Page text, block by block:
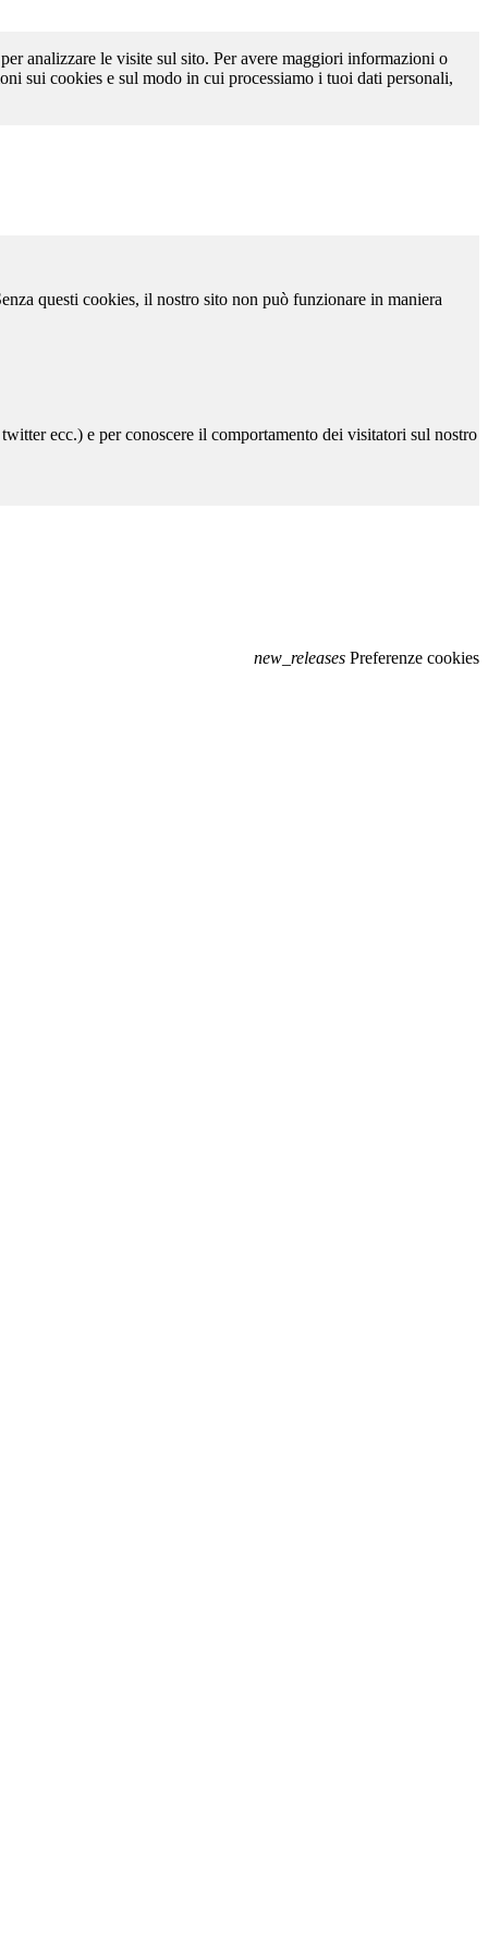
analizzare le visite sul sito. Per avere maggiori informazioni o
sui cookies e sul modo in cui processiamo i tuoi dati personali,
questi cookies, il nostro sito non può funzionare in maniera
ecc.) e per conoscere il comportamento dei visitatori sul nostro
new_releases Preferenze cookies